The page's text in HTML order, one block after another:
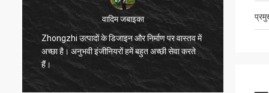
वादिम जबाइका
Zhongzhi उत्पादों के डिजाइन और निर्माण पर वास्तव में
अच्छा है। अनुभवी इंजीनियरों हमें बहुत अच्छी सेवा करते
हैं।